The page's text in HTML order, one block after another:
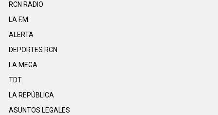
RCN RADIO
LA F.M.
ALERTA
DEPORTES RCN
LA MEGA
TDT
LA REPÚBLICA
ASUNTOS LEGALES